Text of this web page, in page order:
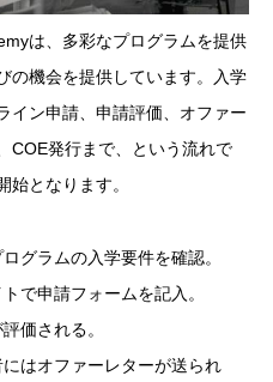
は、多彩なプログラムを提供
の機会を提供しています。入学
イン申請、申請評価、オファー
COE発行まで、という流れで
となります。
グラムの入学要件を確認。
で申請フォームを記入。
価される。
はオファーレターが送られ